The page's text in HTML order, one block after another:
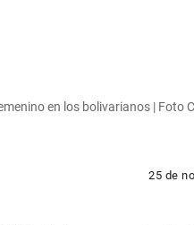
en los bolivarianos | Foto
25 de